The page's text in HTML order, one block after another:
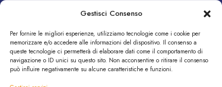
Gestisci Consenso
Per fornire le migliori esperienze, utilizziamo tecnologie come i cookie per
memorizzare e/o accedere alle informazioni del dispositivo. Il consenso a
queste tecnologie ci permetterà di elaborare dati come il comportamento di
navigazione o ID unici su questo sito. Non acconsentire o ritirare il consenso
può influire negativamente su alcune caratteristiche e funzioni.
CONTATTI
Piazza Duomo, 14 - Termini Imerese (PA)
+39 091 8190308
info@immobiliare-duomo.it